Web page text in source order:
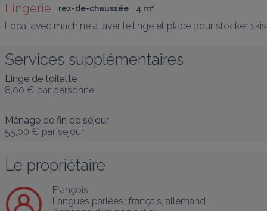
Lingerie rez-de-chaussée 4 m²
Local avec machine à laver le linge et place pour stocker
Services supplémentaires
Linge de toilette
8,00 € par personne
Ménage de fin de séjour
55,00 € par séjour
Le propriétaire
François
Langues parlées : français allemand